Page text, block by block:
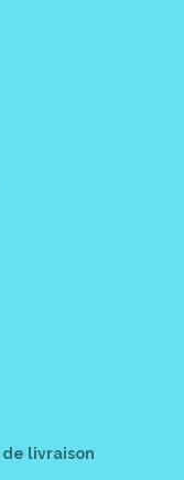
de livraison